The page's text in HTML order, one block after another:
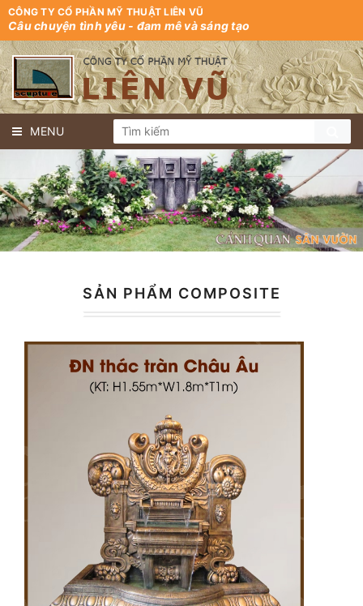
CÔNG TY CỔ PHẦN MỸ THUẬT LIÊN VŨ
Câu chuyện tình yêu - đam mê và sáng tạo
MENU
SẢN PHẨM COMPOSITE